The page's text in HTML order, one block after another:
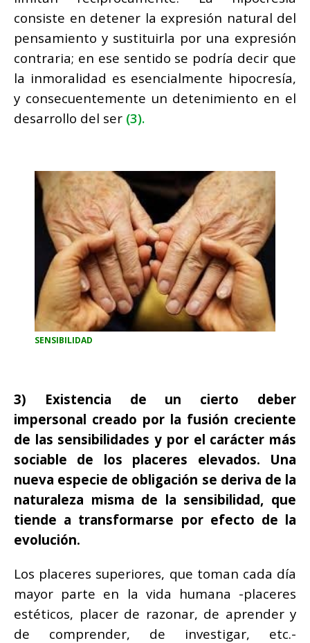
consiste en detener la expresión natural del
pensamiento y sustituirla por una expresión
contraria; en ese sentido se podría decir que
la inmoralidad es esencialmente hipocresía,
y consecuentemente un detenimiento en el
desarrollo del ser (3).
SENSIBILIDAD
3) Existencia de un cierto deber
impersonal creado por la fusión creciente
de las sensibilidades y por el carácter más
sociable de los placeres elevados. Una
nueva especie de obligación se deriva de la
naturaleza misma de la sensibilidad, que
tiende a transformarse por efecto de la
evolución.
Los placeres superiores, que toman cada día
mayor parte en la vida humana -placeres
estéticos, placer de razonar, de aprender y
de comprender, de investigar, etc.-